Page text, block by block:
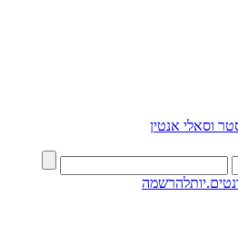
וסאלי אנטין
להרשמה